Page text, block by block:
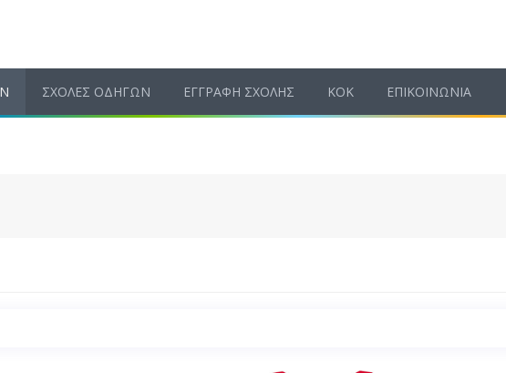
ΣΧΟΛΕΣ ΟΔΗΓΩΝ ΕΓΓΡΑΦΗ ΣΧΟΛΗΣ ΚΟΚ ΕΠΙΚΟΙΝΩΝΙΑ